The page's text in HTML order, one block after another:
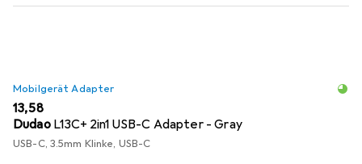
Mobilgerät Adapter
EUR
13,58
Dudao L13C+ 2in1 USB-C Adapter - Gray
USB-C, 3.5mm Klinke, USB-C